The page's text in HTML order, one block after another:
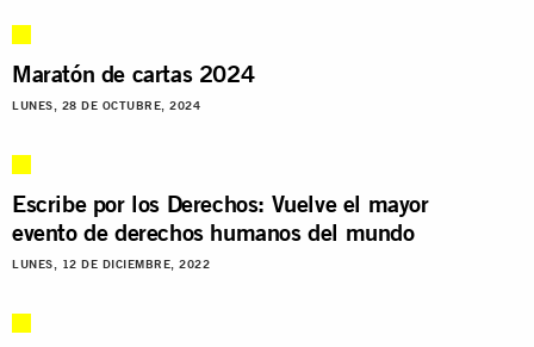
Maratón de cartas 2024
LUNES, 28 DE OCTUBRE, 2024
Escribe por los Derechos: Vuelve el mayor
evento de derechos humanos del mundo
LUNES, 12 DE DICIEMBRE, 2022